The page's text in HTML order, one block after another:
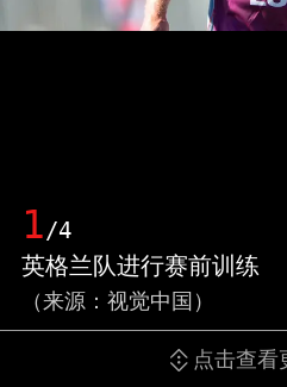
1/4
英格兰队进行赛前训练
（来源：视觉中国）
点击查看